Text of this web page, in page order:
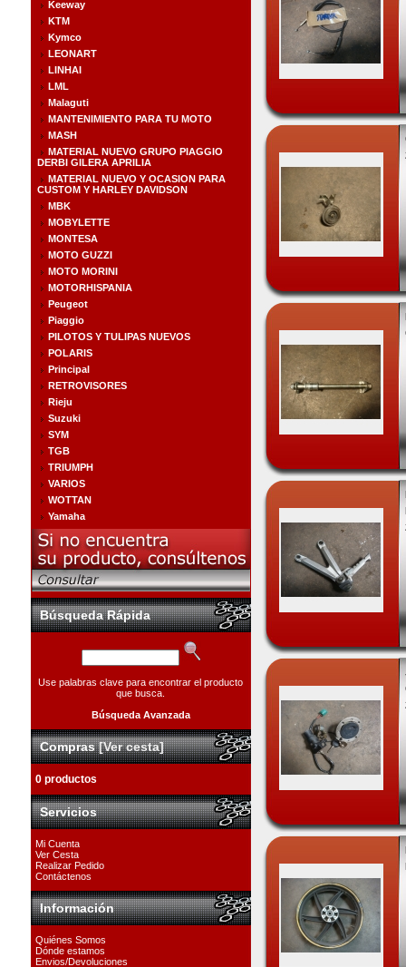
Keeway
KTM
Kymco
LEONART
LINHAI
LML
Malaguti
MANTENIMIENTO PARA TU MOTO
MASH
MATERIAL NUEVO GRUPO PIAGGIO
DERBI GILERA APRILIA
MATERIAL NUEVO Y OCASION PARA
CUSTOM Y HARLEY DAVIDSON
MBK
MOBYLETTE
MONTESA
MOTO GUZZI
MOTO MORINI
MOTORHISPANIA
Peugeot
Piaggio
PILOTOS Y TULIPAS NUEVOS
POLARIS
Principal
RETROVISORES
Rieju
Suzuki
SYM
TGB
TRIUMPH
VARIOS
WOTTAN
Yamaha
Búsqueda Rápida
Use palabras clave para encontrar el producto
que busca.
Búsqueda Avanzada
Compras[Ver cesta]
0 productos
Servicios
Mi Cuenta
Ver Cesta
Realizar Pedido
Contáctenos
Información
Quiénes Somos
Dónde estamos
Envios/Devoluciones